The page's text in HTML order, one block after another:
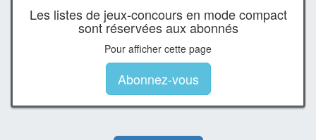
Les listes de jeux-concours en mode compact
sont réservées aux abonnés
Pour afficher cette page
Abonnez-vous